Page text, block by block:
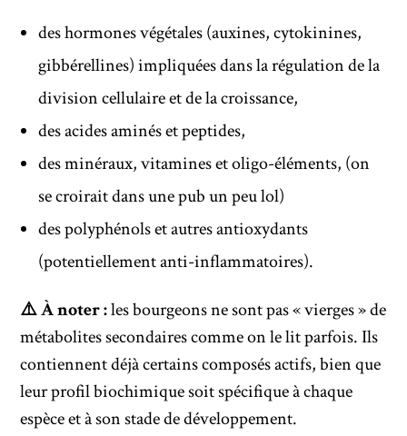
des hormones végétales (auxines, cytokinines,
gibbérellines) impliquées dans la régulation de la
division cellulaire et de la croissance,
des acides aminés et peptides,
des minéraux, vitamines et oligo-éléments, (on
se croirait dans une pub un peu lol)
des polyphénols et autres antioxydants
(potentiellement anti-inflammatoires).
⚠️ À noter :les bourgeons ne sont pas « vierges » de
métabolites secondaires comme on le lit parfois. Ils
contiennent déjà certains composés actifs, bien que
leur profil biochimique soit spécifique à chaque
espèce et à son stade de développement.